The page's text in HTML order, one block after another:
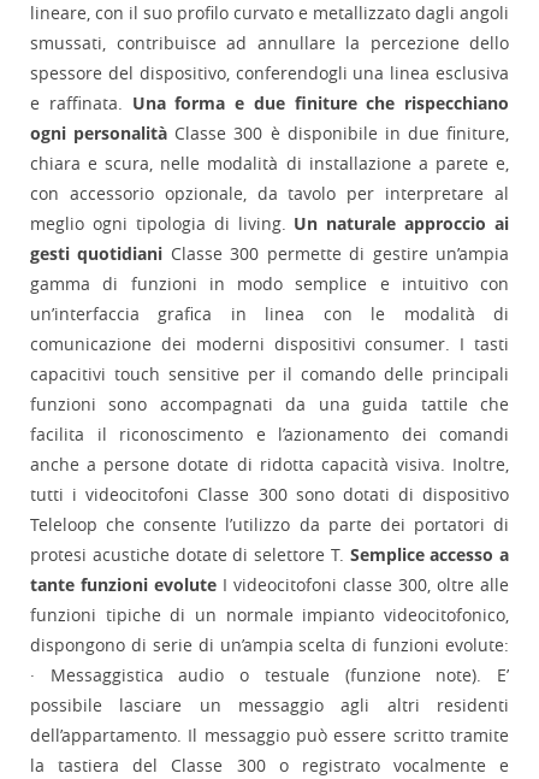
lineare, con il suo profilo curvato e metallizzato dagli angoli
smussati, contribuisce ad annullare la percezione dello
spessore del dispositivo, conferendogli una linea esclusiva
e raffinata. Una forma e due finiture che rispecchiano
ogni personalità Classe 300 è disponibile in due finiture,
chiara e scura, nelle modalità di installazione a parete e,
con accessorio opzionale, da tavolo per interpretare al
meglio ogni tipologia di living. Un naturale approccio ai
gesti quotidiani Classe 300 permette di gestire un’ampia
gamma di funzioni in modo semplice e intuitivo con
un’interfaccia grafica in linea con le modalità di
comunicazione dei moderni dispositivi consumer. I tasti
capacitivi touch sensitive per il comando delle principali
funzioni sono accompagnati da una guida tattile che
facilita il riconoscimento e l’azionamento dei comandi
anche a persone dotate di ridotta capacità visiva. Inoltre,
tutti i videocitofoni Classe 300 sono dotati di dispositivo
Teleloop che consente l’utilizzo da parte dei portatori di
protesi acustiche dotate di selettore T. Semplice accesso a
tante funzioni evolute I videocitofoni classe 300, oltre alle
funzioni tipiche di un normale impianto videocitofonico,
dispongono di serie di un’ampia scelta di funzioni evolute:
· Messaggistica audio o testuale (funzione note). E’
possibile lasciare un messaggio agli altri residenti
dell’appartamento. Il messaggio può essere scritto tramite
la tastiera del Classe 300 o registrato vocalmente e